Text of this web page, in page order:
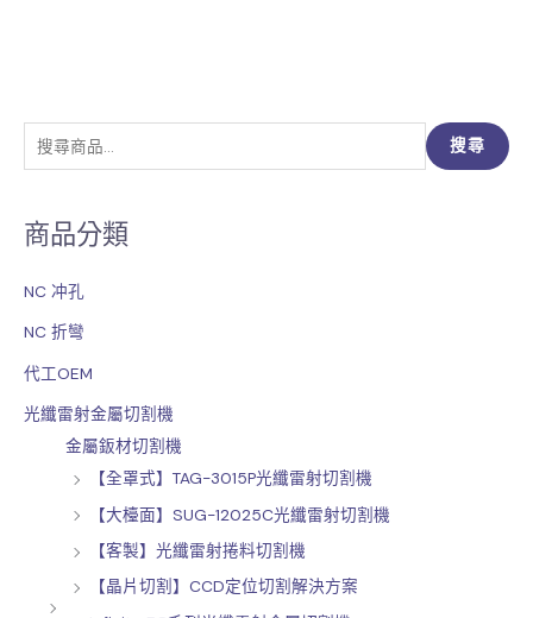
搜
尋
鍵
:
搜尋
商品分類
NC 冲孔
NC 折彎
代工OEM
光纖雷射金屬切割機
金屬鈑材切割機
【全罩式】TAG-3015P光纖雷射切割機
【大檯面】SUG-12025C光纖雷射切割機
【客製】光纖雷射捲料切割機
【晶片切割】CCD定位切割解決方案